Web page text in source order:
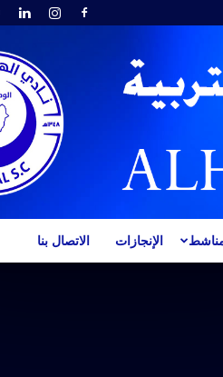
الاتصال بنا الإنجازات